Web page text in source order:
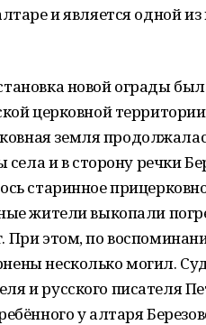
и является одной
новой ограды
церковной
земля
села и в сторону речки
старинное
жители выкопали
При этом, по
несколько могил.
и русского писателя
у алтаря